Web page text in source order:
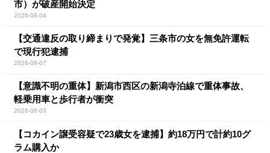
市）が破産開始決定
2026-08-04
【交通違反の取り締まりで発覚】三条市の女を無免許運転
で現行犯逮捕
2026-08-07
【意識不明の重体】新潟市西区の新潟寺泊線で重体事故、
軽乗用車と歩行者が衝突
2026-08-03
【コカイン譲受容疑で23歳女を逮捕】約18万円で計約10グ
ラム購入か